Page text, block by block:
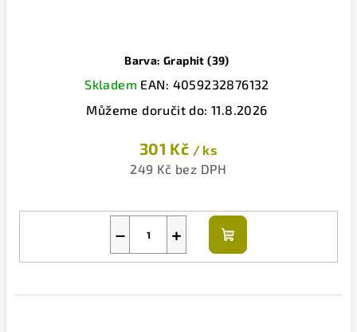
Barva: Graphit (39)
Skladem EAN: 4059232876132
Můžeme doručit do: 11.8.2026
301 Kč / ks
249 Kč bez DPH
+
−
Do
košíku